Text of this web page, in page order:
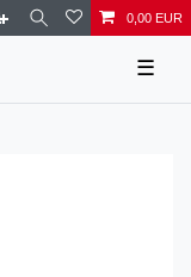
0,00 EUR
☰